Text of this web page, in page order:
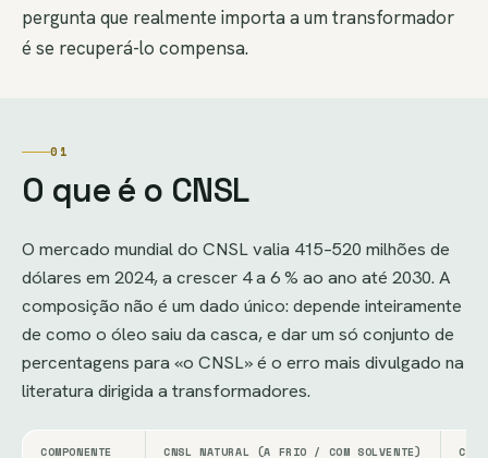
pergunta que realmente importa a um transformador
é se recuperá-lo compensa.
01
O que é o CNSL
O mercado mundial do CNSL valia 415–520 milhões de
dólares em 2024, a crescer 4 a 6 % ao ano até 2030. A
composição não é um dado único: depende inteiramente
de como o óleo saiu da casca, e dar um só conjunto de
percentagens para «o CNSL» é o erro mais divulgado na
literatura dirigida a transformadores.
COMPONENTE CNSL NATURAL (A FRIO / COM SOLVENTE)